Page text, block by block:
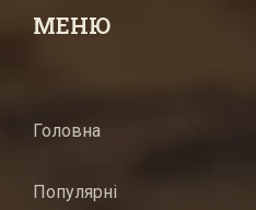
МЕНЮ
Головна
Популярні